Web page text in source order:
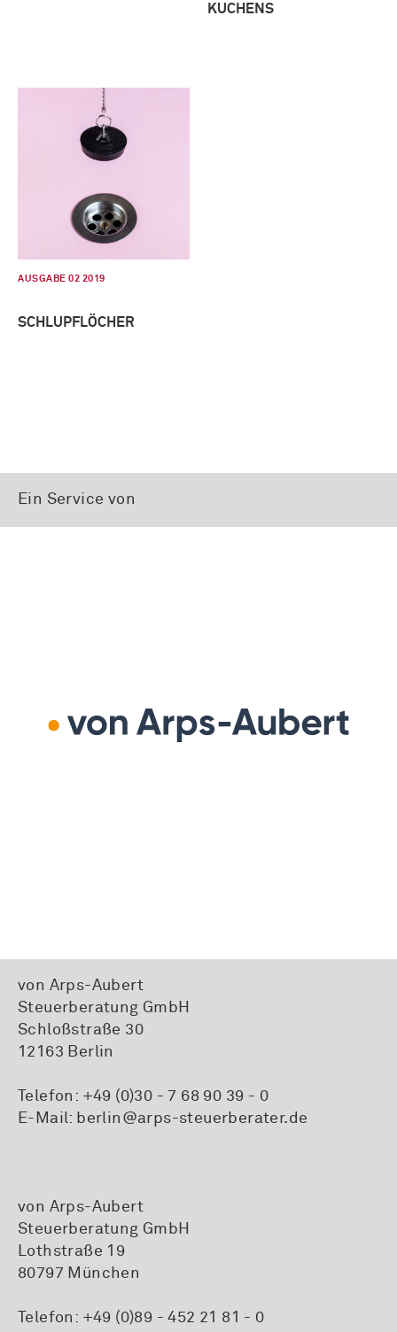
KUCHENS
AUSGABE 02 2019
SCHLUPFLÖCHER
Ein Service von
von Arps-Aubert
Steuerberatung GmbH
Schloßstraße 30
12163 Berlin
Telefon: +49 (0)30 - 7 68 90 39 - 0
E-Mail: berlin@arps-steuerberater.de
von Arps-Aubert
Steuerberatung GmbH
Lothstraße 19
80797 München
Telefon: +49 (0)89 - 452 21 81 - 0